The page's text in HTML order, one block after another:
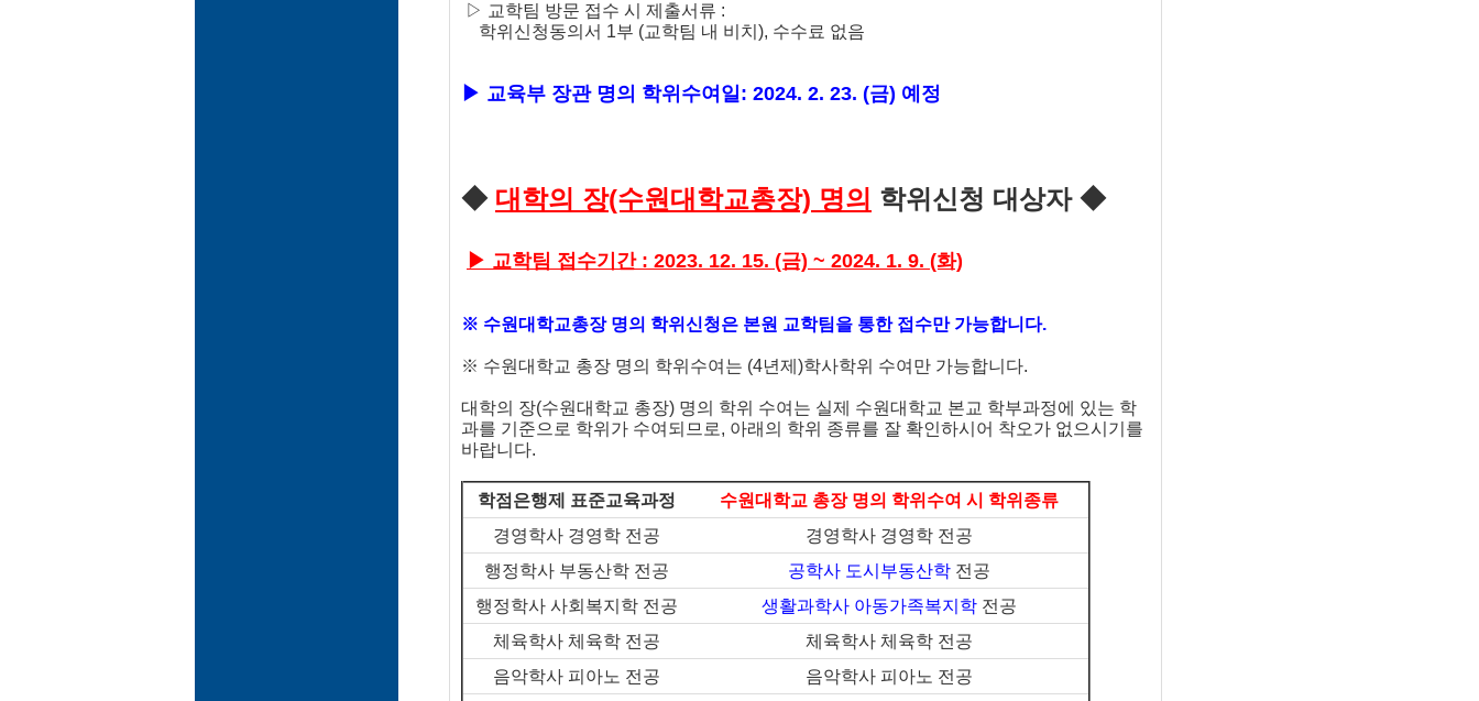
▷ 교학팀 방문 접수 시 제출서류 :
학위신청동의서 1부 (교학팀 내 비치), 수수료 없음
▶ 교육부 장관 명의 학위수여일: 2024. 2. 23. (금) 예정
◆ 대학의 장(수원대학교총장) 명의 학위신청 대상자 ◆
▶ 교학팀 접수기간 : 2023. 12. 15. (금) ~ 2024. 1. 9. (화)
※ 수원대학교총장 명의 학위신청은 본원 교학팀을 통한 접수만 가능합니다.
※ 수원대학교 총장 명의 학위수여는 (4년제)학사학위 수여만 가능합니다.
대학의 장(수원대학교 총장) 명의 학위 수여는 실제 수원대학교 본교 학부과정에 있는 학
과를 기준으로 학위가 수여되므로, 아래의 학위 종류를 잘 확인하시어 착오가 없으시기를
바랍니다.
학점은행제 표준교육과정
수원대학교 총장 명의 학위수여 시 학위종류
경영학사 경영학 전공
경영학사 경영학 전공
행정학사 부동산학 전공
공학사 도시부동산학 전공
행정학사 사회복지학 전공
생활과학사 아동가족복지학 전공
체육학사 체육학 전공
체육학사 체육학 전공
음악학사 피아노 전공
음악학사 피아노 전공